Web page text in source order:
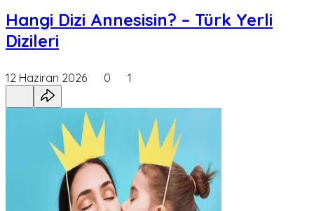
Hangi Dizi Annesisin? – Türk Yerli
Dizileri
12 Haziran 2026 0 1